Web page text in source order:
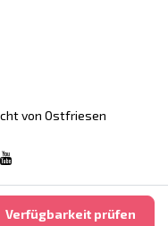
Verfügbarkeit prüfen
von Ostfriesen